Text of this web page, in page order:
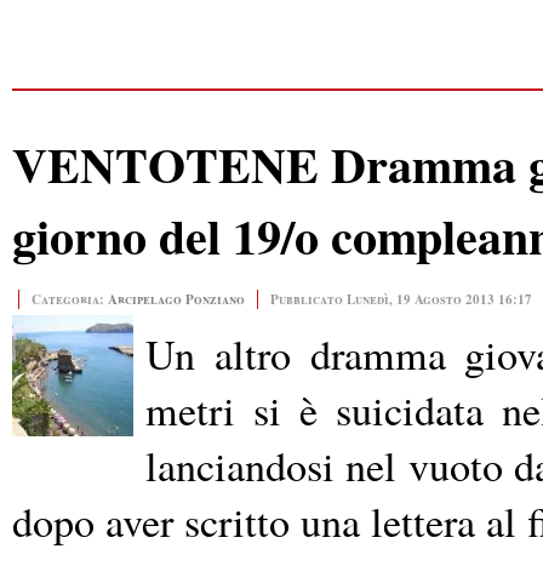
VENTOTENE Dramma
giorno del 19/o
Categoria: Arcipelago Ponziano Pubblicato Lunedì, 19 Agosto 2013 16:17
Un altro dramma
metri si è suicidata
lanciandosi nel vuoto
dopo aver scritto una lettera al